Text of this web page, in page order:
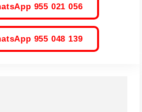
955 021 056
955 048 139